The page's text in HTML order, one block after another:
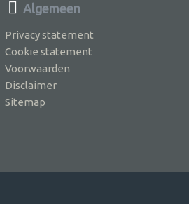
Algemeen
Privacy statement
Cookie statement
Voorwaarden
Disclaimer
Sitemap